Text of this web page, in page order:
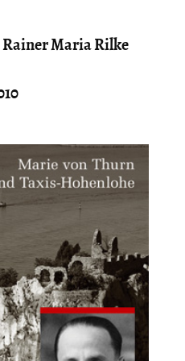
Maria Rilke